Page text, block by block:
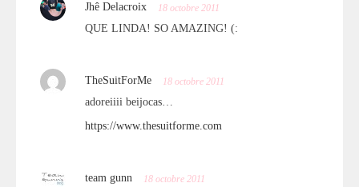
Jhê Delacroix 18 octobre 2011
QUE LINDA! SO AMAZING! (:
TheSuitForMe 18 octobre 2011
adoreiiii beijocas…
https://www.thesuitforme.com
team gunn 18 octobre 2011